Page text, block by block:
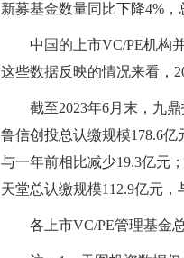
新募基金数量同比下降4%，
中国的上市VC/PE机构
这些数据反映的情况来看，
截至2023年6月末，九
鲁信创投总认缴规模178.6亿
与一年前相比减少19.3亿元
天堂总认缴规模112.9亿元，
各上市VC/PE管理基金